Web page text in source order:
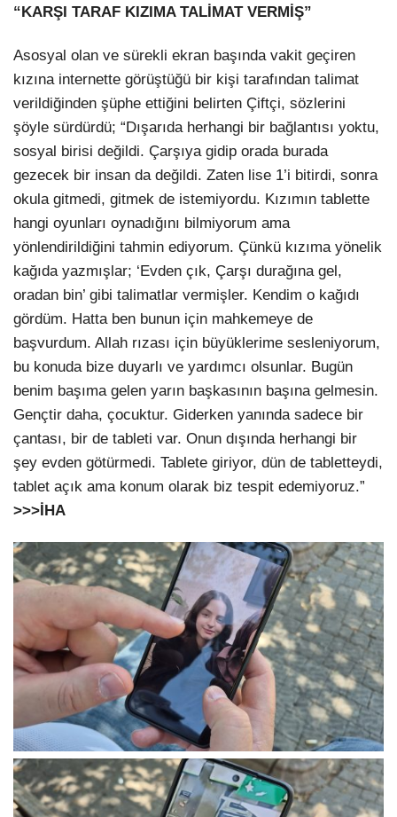
“KARŞI TARAF KIZIMA TALİMAT VERMİŞ”
Asosyal olan ve sürekli ekran başında vakit geçiren
kızına internette görüştüğü bir kişi tarafından talimat
verildiğinden şüphe ettiğini belirten Çiftçi, sözlerini
şöyle sürdürdü; “Dışarıda herhangi bir bağlantısı yoktu,
sosyal birisi değildi. Çarşıya gidip orada burada
gezecek bir insan da değildi. Zaten lise 1’i bitirdi, sonra
okula gitmedi, gitmek de istemiyordu. Kızımın tablette
hangi oyunları oynadığını bilmiyorum ama
yönlendirildiğini tahmin ediyorum. Çünkü kızıma yönelik
kağıda yazmışlar; ‘Evden çık, Çarşı durağına gel,
oradan bin’ gibi talimatlar vermişler. Kendim o kağıdı
gördüm. Hatta ben bunun için mahkemeye de
başvurdum. Allah rızası için büyüklerime sesleniyorum,
bu konuda bize duyarlı ve yardımcı olsunlar. Bugün
benim başıma gelen yarın başkasının başına gelmesin.
Gençtir daha, çocuktur. Giderken yanında sadece bir
çantası, bir de tableti var. Onun dışında herhangi bir
şey evden götürmedi. Tablete giriyor, dün de tabletteydi,
tablet açık ama konum olarak biz tespit edemiyoruz.”
>>> İHA